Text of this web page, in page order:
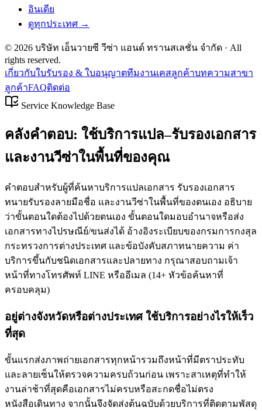
อินเดีย
ดูทุกประเทศ →
© 2026 บริษัท เอ็นวายซี วีซ่า แอนด์ ทรานสเลชั่น จำกัด · All
rights reserved.
เกี่ยวกับใบรับรอง & ใบอนุญาตทีมงานเคสลูกค้าบทความสาขา
ลูกค้าFAQติดต่อ
Service Knowledge Base
คลังคำตอบ: ใช้บริการแปล–รับรองเอกสาร
และงานวีซ่าในพื้นที่ของคุณ
คำตอบสำหรับผู้ที่ค้นหาบริการแปลเอกสาร รับรองเอกสาร
ทนายรับรองลายมือชื่อ และงานวีซ่าในพื้นที่ของตนเอง อธิบาย
ว่าขั้นตอนใดต้องไปด้วยตนเอง ขั้นตอนใดมอบอำนาจหรือส่ง
เอกสารทางไปรษณีย์/ขนส่งได้ อ้างอิงระเบียบของกรมการกงสุล
กระทรวงการต่างประเทศ และข้อบังคับสภาทนายความ ค่า
บริการขึ้นกับชนิดเอกสารและปลายทาง กรุณาสอบถามเจ้า
หน้าที่ทางโทรศัพท์ LINE หรืออีเมล (14+ หัวข้อค้นหาที่
ครอบคลุม)
อยู่ต่างจังหวัดหรือต่างประเทศ ใช้บริการอย่างไรให้เร็ว
ที่สุด
ขั้นแรกส่งภาพถ่ายเอกสารทุกหน้ารวมถึงหน้าที่มีตราประทับ
และลายเซ็นให้ตรวจความครบถ้วนก่อน เพราะสาเหตุที่ทำให้
งานล่าช้าที่สุดคือเอกสารไม่ครบหรือสะกดชื่อไม่ตรง
หนังสือเดินทาง จากนั้นจึงจัดส่งต้นฉบับด้วยบริการที่ติดตามพัสดุ